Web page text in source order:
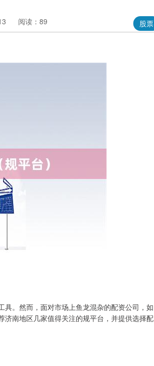
股票
阅读：89
。然而，面对市场上鱼龙混杂的配资公司，如
南地区几家值得关注的规平台，并提供选择配